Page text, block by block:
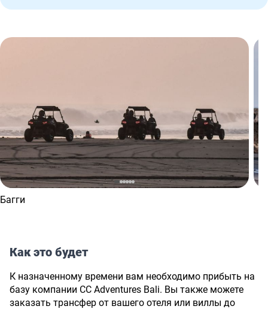
Багги
Как это будет
К назначенному времени вам необходимо прибыть на
базу компании CC Adventures Bali. Вы также можете
заказать трансфер от вашего отеля или виллы до